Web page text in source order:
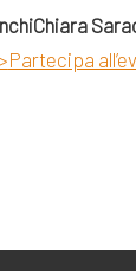
Chiara
Partecipa